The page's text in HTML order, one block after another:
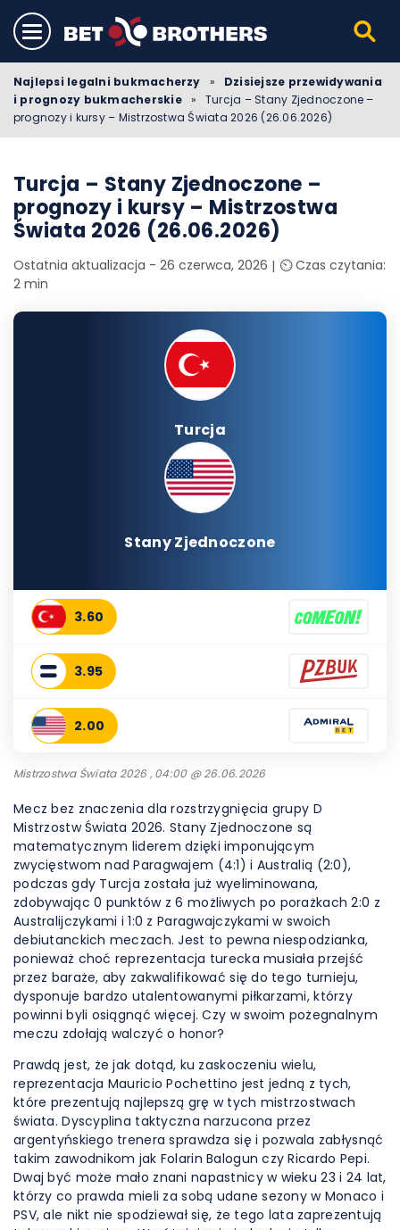
Najlepsi legalni bukmacherzy »
Dzisiejsze przewidywania
i prognozy bukmacherskie
»
Turcja – Stany Zjednoczone –
prognozy i kursy – Mistrzostwa Świata 2026 (26.06.2026)
Turcja – Stany Zjednoczone –
prognozy i kursy – Mistrzostwa
Świata 2026 (26.06.2026)
Ostatnia aktualizacja - 26 czerwca, 2026
⏲️ Czas czytania:
2 min
Turcja
Stany Zjednoczone
3.60
3.95
2.00
Mistrzostwa Świata 2026 , 04:00 @ 26.06.2026
Mecz bez znaczenia dla rozstrzygnięcia grupy D
Mistrzostw Świata 2026. Stany Zjednoczone są
matematycznym liderem dzięki imponującym
zwycięstwom nad Paragwajem (4:1) i Australią (2:0),
podczas gdy Turcja została już wyeliminowana,
zdobywając 0 punktów z 6 możliwych po porażkach 2:0 z
Australijczykami i 1:0 z Paragwajczykami w swoich
debiutanckich meczach. Jest to pewna niespodzianka,
ponieważ choć reprezentacja turecka musiała przejść
przez baraże, aby zakwalifikować się do tego turnieju,
dysponuje bardzo utalentowanymi piłkarzami, którzy
powinni byli osiągnąć więcej. Czy w swoim pożegnalnym
meczu zdołają walczyć o honor?
Prawdą jest, że jak dotąd, ku zaskoczeniu wielu,
reprezentacja Mauricio Pochettino jest jedną z tych,
które prezentują najlepszą grę w tych mistrzostwach
świata. Dyscyplina taktyczna narzucona przez
argentyńskiego trenera sprawdza się i pozwala zabłysnąć
takim zawodnikom jak Folarin Balogun czy Ricardo Pepi.
Dwaj być może mało znani napastnicy w wieku 23 i 24 lat,
którzy co prawda mieli za sobą udane sezony w Monaco i
PSV, ale nikt nie spodziewał się, że tego lata zaprezentują